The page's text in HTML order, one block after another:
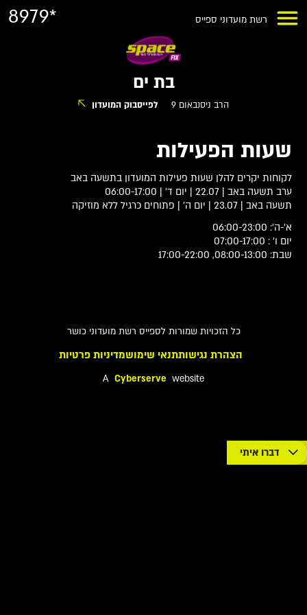
רשת מועדוני ספייס 8979*
בת ים
הרב ניסנבאום 9 לפייסבוק המועדון
שעות הפעילות
לקוחות יקרים להלן שעות פעילות המועדון בתשעה באב
ערב תשעה באב | 22.07 | יום ד' | 06:00-17:00
תשעה באב | 23.07 | יום ה' | פתוחים כרגיל ללא מוזיקה
א'-ה': 06:00-23:00
יום ו' : 07:00-17:00
שבת: 08:00-13:00, 17:00-22:00
כל הזכויות שמורות לספייס רשת מועדוני כושר
הצהרת נגישותתנאי שימושמדיניות פרטיות
A Cyberserve website
דברו איתי